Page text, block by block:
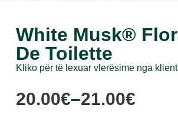
White Musk®
De Toilette
Kliko për të lexuar vlerësime nga
20.00€–21.00€